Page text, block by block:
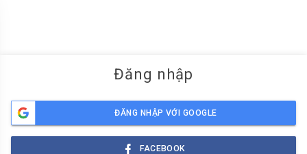
Đăng nhập
ĐĂNG NHẬP VỚI GOOGLE
FACEBOOK